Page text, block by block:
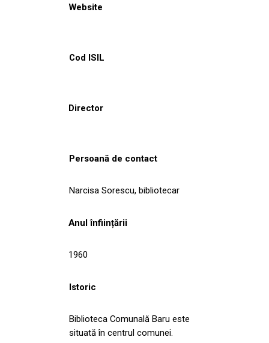
Website
Cod ISIL
Director
Persoană de contact
Narcisa Sorescu, bibliotecar
Anul înființării
1960
Istoric
Biblioteca Comunală Baru este
situată în centrul comunei.